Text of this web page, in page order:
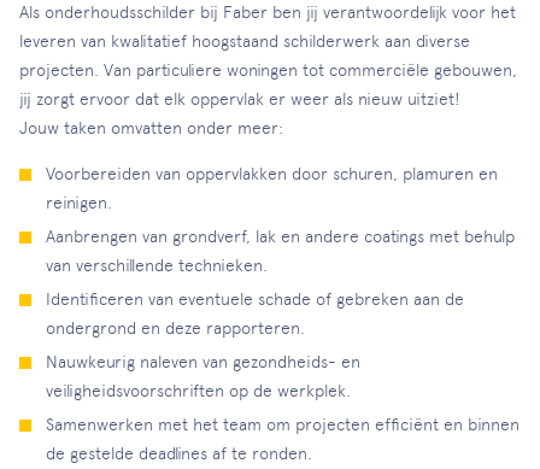
Als onderhoudsschilder bij Faber ben jij verantwoordelijk voor het
leveren van kwalitatief hoogstaand schilderwerk aan diverse
projecten. Van particuliere woningen tot commerciële gebouwen,
jij zorgt ervoor dat elk oppervlak er weer als nieuw uitziet!
Jouw taken omvatten onder meer:
Voorbereiden van oppervlakken door schuren, plamuren en
reinigen.
Aanbrengen van grondverf, lak en andere coatings met behulp
van verschillende technieken.
Identificeren van eventuele schade of gebreken aan de
ondergrond en deze rapporteren.
Nauwkeurig naleven van gezondheids- en
veiligheidsvoorschriften op de werkplek.
Samenwerken met het team om projecten efficiënt en binnen
de gestelde deadlines af te ronden.